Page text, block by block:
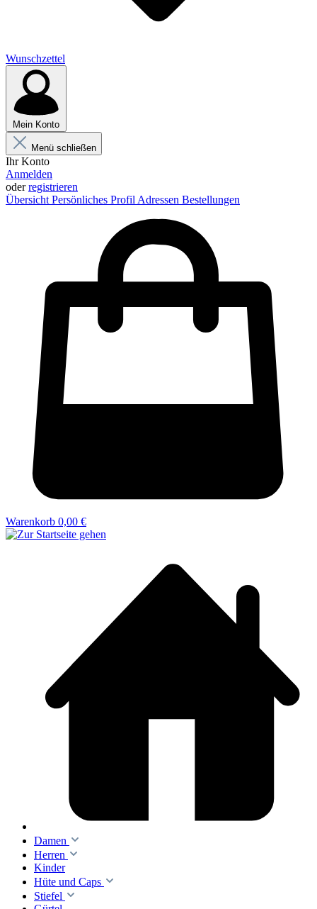
Wunschzettel
Mein Konto
Menü schließen
Ihr Konto
Anmelden
oderregistrieren
Übersicht Persönliches Profil Adressen Bestellungen
Warenkorb 0,00 €
Damen
Herren
Kinder
Hüte und Caps
Stiefel